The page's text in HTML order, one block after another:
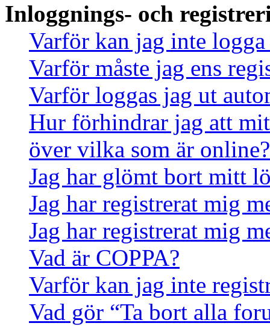
Inloggnings- och
Varför kan jag inte
Varför måste jag ens
Varför loggas jag ut
Hur förhindrar jag att
över vilka som är online?
Jag har glömt bort mitt
Jag har registrerat mig
Jag har registrerat mig
Vad är COPPA?
Varför kan jag inte
Vad gör “Ta bort alla